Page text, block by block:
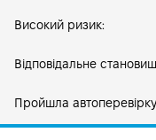
Високий ризик:
Відповідальне
Пройшла